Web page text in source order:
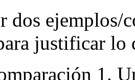
dos ejemplos/
justificar lo
1.